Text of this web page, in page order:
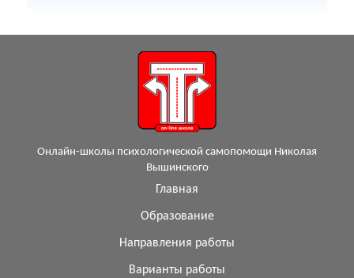
Онлайн-школы психологической самопомощи Николая
Вышинского
Главная
Образование
Направления работы
Варианты работы